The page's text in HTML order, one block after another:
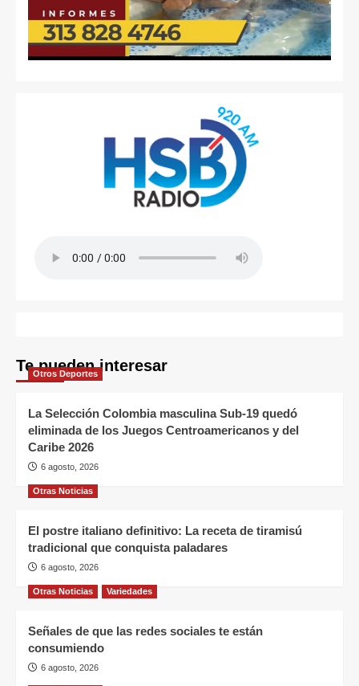
Te pueden interesar
Otros Deportes
La Selección Colombia masculina Sub-19 quedó
eliminada de los Juegos Centroamericanos y del
Caribe 2026
6 agosto, 2026
Otras Noticias
El postre italiano definitivo: La receta de tiramisú
tradicional que conquista paladares
6 agosto, 2026
Otras Noticias Variedades
Señales de que las redes sociales te están
consumiendo
6 agosto, 2026